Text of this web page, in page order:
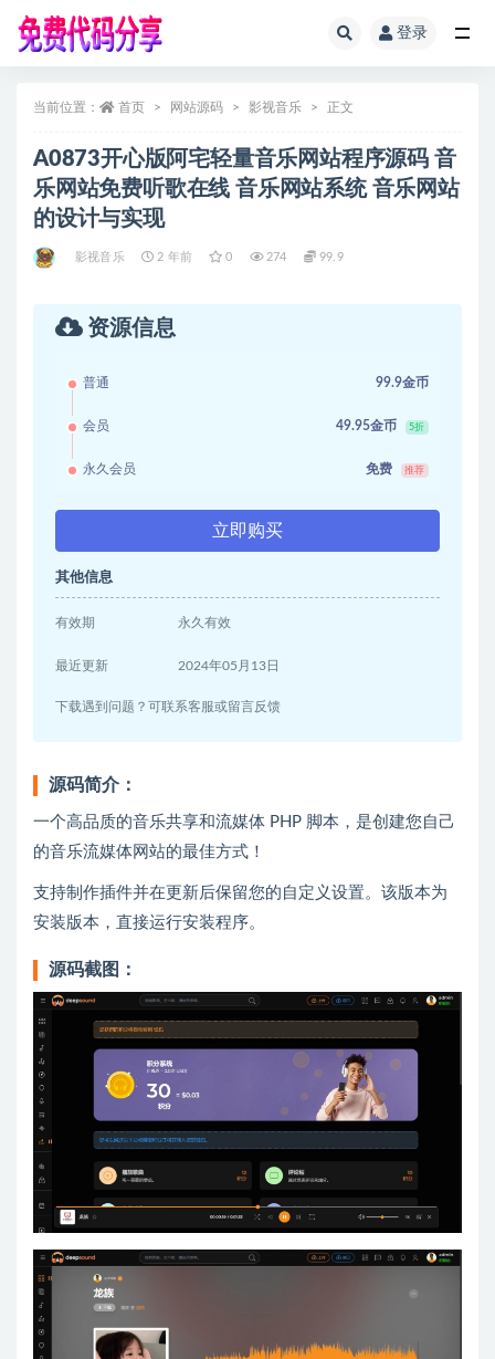
登录
当前位置： 首页 网站源码 影视音乐 正文
A0873开心版阿宅轻量音乐网站程序源码 音
乐网站免费听歌在线 音乐网站系统 音乐网站
的设计与实现
影视音乐 2 年前 0 274 99.9
资源信息
普通 99.9金币
会员 49.95金币 5折
永久会员 免费 推荐
立即购买
其他信息
有效期 永久有效
最近更新 2024年05月13日
下载遇到问题？可联系客服或留言反馈
源码简介：
一个高品质的音乐共享和流媒体 PHP 脚本，是创建您自己
的音乐流媒体网站的最佳方式！
支持制作插件并在更新后保留您的自定义设置。该版本为
安装版本，直接运行安装程序。
源码截图：